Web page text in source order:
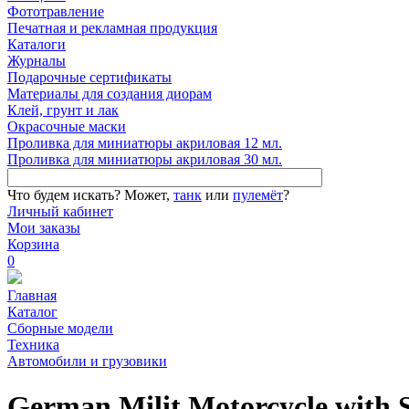
Фототравление
Печатная и рекламная продукция
Каталоги
Журналы
Подарочные сертификаты
Материалы для создания диорам
Клей, грунт и лак
Окрасочные маски
Проливка для миниатюры акриловая 12 мл.
Проливка для миниатюры акриловая 30 мл.
Что будем искать? Может, танк или пулемёт?
Личный кабинет
Мои заказы
Корзина
0
Главная
Каталог
Сборные модели
Техника
Автомобили и грузовики